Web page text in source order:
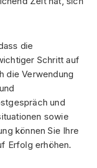
die
Schritt auf
die Verwendung
und
sowie
können Sie Ihre
Erfolg erhöhen.